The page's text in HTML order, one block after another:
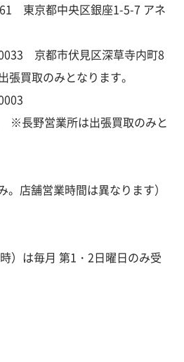
東京都中央区銀座1-5-7 アネ
京都市伏見区深草寺内町8
買取のみとなります。
※長野営業所は出張買取のみと
店舗営業時間は異なります）
）は毎月 第1・2日曜日のみ受